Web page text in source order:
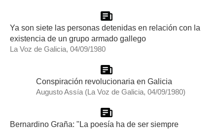
Ya son siete las personas detenidas en relación con la
existencia de un grupo armado gallego
La Voz de Galicia, 04/09/1980
Conspiración revolucionaria en Galicia
Augusto Assía (La Voz de Galicia, 04/09/1980)
Bernardino Graña: "La poesía ha de ser siempre